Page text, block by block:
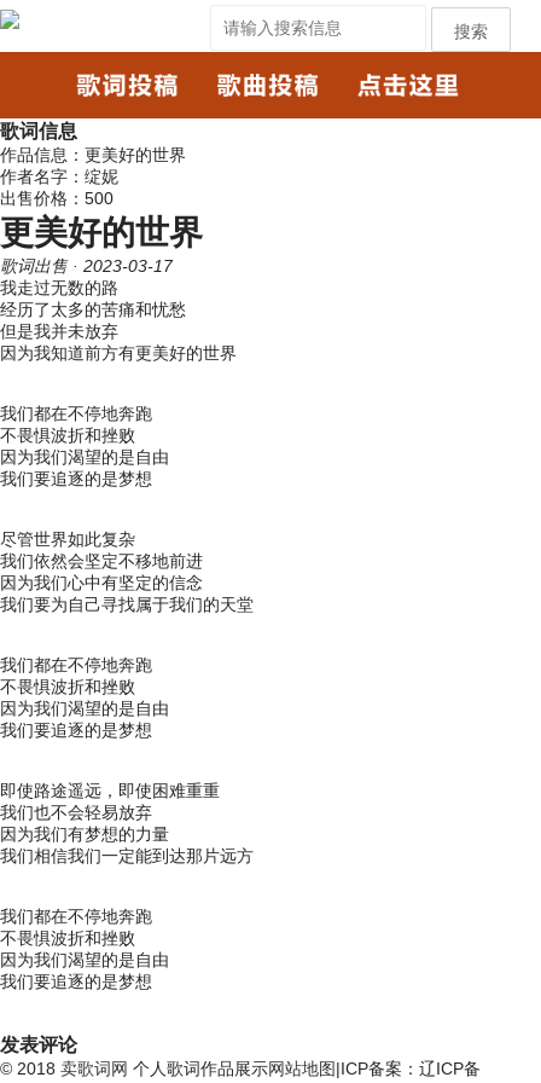
搜索
歌词信息
作品信息：更美好的世界
作者名字：绽妮
出售价格：500
更美好的世界
歌词出售· 2023-03-17
我走过无数的路
经历了太多的苦痛和忧愁
但是我并未放弃
因为我知道前方有更美好的世界
我们都在不停地奔跑
不畏惧波折和挫败
因为我们渴望的是自由
我们要追逐的是梦想
尽管世界如此复杂
我们依然会坚定不移地前进
因为我们心中有坚定的信念
我们要为自己寻找属于我们的天堂
我们都在不停地奔跑
不畏惧波折和挫败
因为我们渴望的是自由
我们要追逐的是梦想
即使路途遥远，即使困难重重
我们也不会轻易放弃
因为我们有梦想的力量
我们相信我们一定能到达那片远方
我们都在不停地奔跑
不畏惧波折和挫败
因为我们渴望的是自由
我们要追逐的是梦想
发表评论
© 2018 卖歌词网 个人歌词作品展示网站地图|ICP备案：辽ICP备